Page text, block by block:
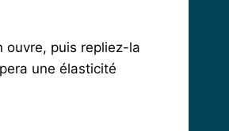
ouvre, puis repliez-la
une élasticité